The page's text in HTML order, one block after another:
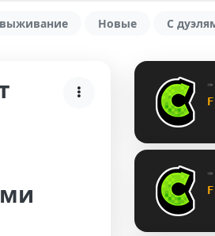
выживание Новые С
➠
➠